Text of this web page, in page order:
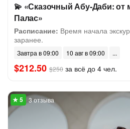
💫 «Сказочный Абу-Даби: от
Палас»
Расписание: Время начала
заранее.
Завтра в 09:00 10 авг в 09:00
$212.50 $250 за всё до 4 чел.
3 отзыва